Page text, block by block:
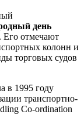
день
Его отмечают
колонн и
торговых судов
в 1995 году
транспортно-
Co-ordination